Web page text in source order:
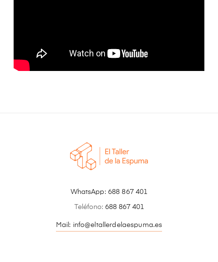
WhatsApp: 688 867 401
Teléfono: 688 867 401
Mail: info@eltallerdelaespuma.es